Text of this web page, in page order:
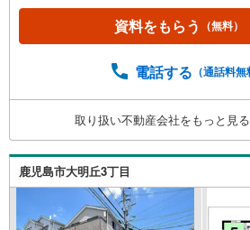
で徒歩7分・セブンイレブン松元
コスモス松元店まで徒歩13分・
分・県立松陽高等学校まで徒歩
までお迎えにあがります ■ご希
ンのご相談、資金計画、お申込
ォーム】■購入からリフォームま
り！【ご売却】■売却活動なしで
す■売却のご相談・査定も無料で
らハウスドゥ鹿児島中央・南日
資料をもらう （無料）
電話する （通話料無
取り扱い不動産会社をもっと見
鹿児島市大明丘3丁目